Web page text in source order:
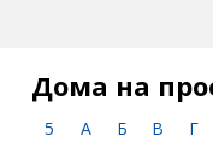
Дома на
5 А Б В Г